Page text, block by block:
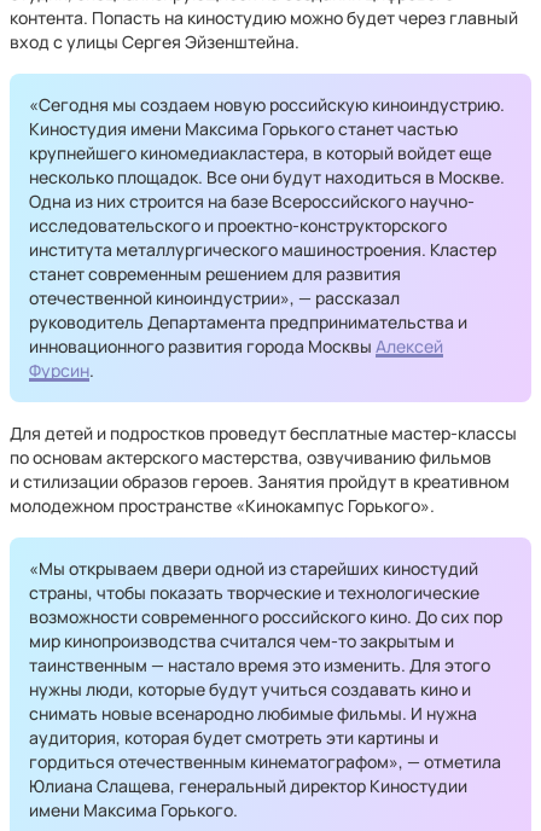
контента. Попасть на киностудию можно будет через главный
вход с улицы Сергея Эйзенштейна.
«Сегодня мы создаем новую российскую киноиндустрию.
Киностудия имени Максима Горького станет частью
крупнейшего киномедиакластера, в который войдет еще
несколько площадок. Все они будут находиться в Москве.
Одна из них строится на базе Всероссийского научно-
исследовательского и проектно-конструкторского
института металлургического машиностроения. Кластер
станет современным решением для развития
отечественной киноиндустрии», — рассказал
руководитель Департамента предпринимательства и
инновационного развития города Москвы Алексей
Фурсин.
Для детей и подростков проведут бесплатные мастер-классы
по основам актерского мастерства, озвучиванию фильмов
и стилизации образов героев. Занятия пройдут в креативном
молодежном пространстве «Кинокампус Горького».
«Мы открываем двери одной из старейших киностудий
страны, чтобы показать творческие и технологические
возможности современного российского кино. До сих пор
мир кинопроизводства считался чем-то закрытым и
таинственным — настало время это изменить. Для этого
нужны люди, которые будут учиться создавать кино и
снимать новые всенародно любимые фильмы. И нужна
аудитория, которая будет смотреть эти картины и
гордиться отечественным кинематографом», — отметила
Юлиана Слащева, генеральный директор Киностудии
имени Максима Горького.